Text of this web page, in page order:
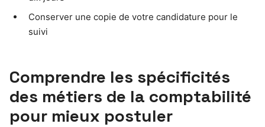
Conserver une copie de votre candidature pour le
suivi
Comprendre les spécificités
des métiers de la comptabilité
pour mieux postuler